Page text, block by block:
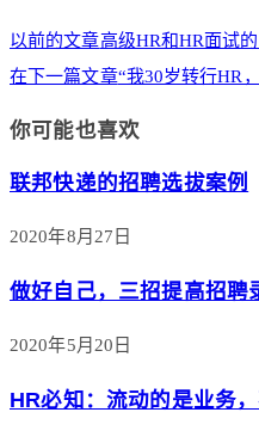
以前的文章高级HR和HR面试的
在下一篇文章“我30岁转行HR
你可能也喜欢
联邦快递的招聘选拔案例
2020年8月27日
做好自己，三招提高招聘
2020年5月20日
HR必知：流动的是业务